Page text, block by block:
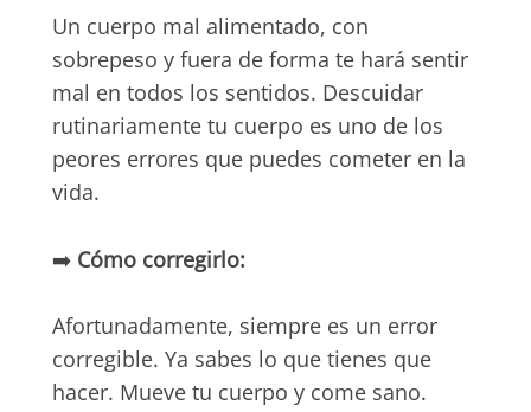
Un cuerpo mal alimentado, con
sobrepeso y fuera de forma te hará sentir
mal en todos los sentidos. Descuidar
rutinariamente tu cuerpo es uno de los
peores errores que puedes cometer en la
vida.
➡️ Cómo corregirlo:
Afortunadamente, siempre es un error
corregible. Ya sabes lo que tienes que
hacer. Mueve tu cuerpo y come sano.